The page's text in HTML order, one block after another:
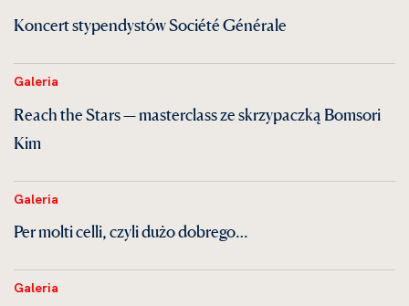
Koncert stypendystów Société Générale
Galeria
Reach the Stars — masterclass ze skrzypaczką Bomsori
Kim
Galeria
Per molti celli, czyli dużo dobrego…
Galeria